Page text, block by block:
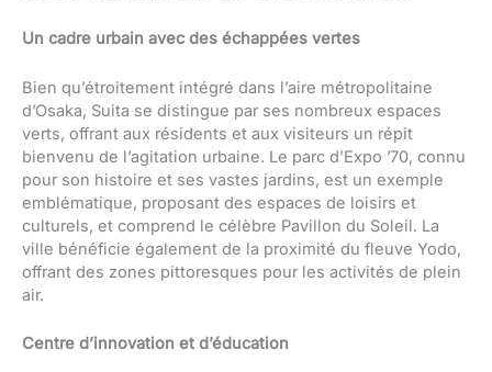
Un cadre urbain avec des échappées vertes
Bien qu’étroitement intégré dans l’aire métropolitaine
d’Osaka, Suita se distingue par ses nombreux espaces
verts, offrant aux résidents et aux visiteurs un répit
bienvenu de l’agitation urbaine. Le parc d’Expo ’70, connu
pour son histoire et ses vastes jardins, est un exemple
emblématique, proposant des espaces de loisirs et
culturels, et comprend le célèbre Pavillon du Soleil. La
ville bénéficie également de la proximité du fleuve Yodo,
offrant des zones pittoresques pour les activités de plein
air.
Centre d’innovation et d’éducation